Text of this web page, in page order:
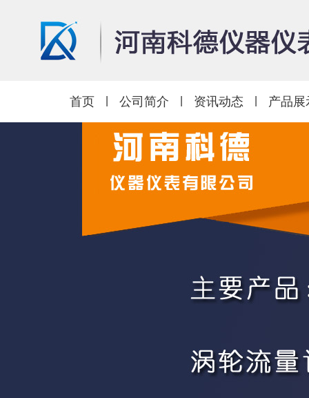
首页 公司简介 资讯动态 产品展